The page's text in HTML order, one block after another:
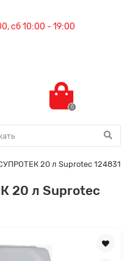
сб 10:00 - 19:00
0
20 л Suprotec 124831
20 л Suprotec